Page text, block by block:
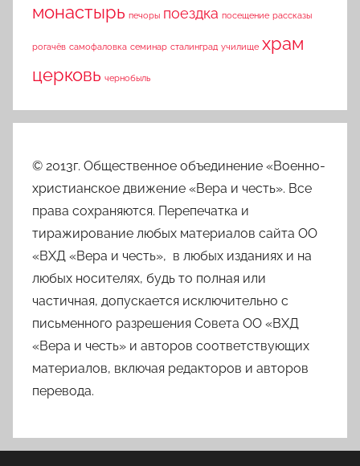
монастырь печоры поездка посещение рассказы
рогачёв самофаловка семинар сталинград училище храм
церковь чернобыль
© 2013г. Общественное объединение «Военно-
христианское движение «Вера и честь». Все
права сохраняются. Перепечатка и
тиражирование любых материалов сайта ОО
«ВХД «Вера и честь», в любых изданиях и на
любых носителях, будь то полная или
частичная, допускается исключительно с
письменного разрешения Совета ОО «ВХД
«Вера и честь» и авторов соответствующих
материалов, включая редакторов и авторов
перевода.